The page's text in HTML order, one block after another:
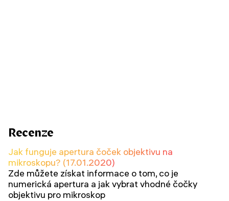
Recenze
Jak funguje apertura čoček objektivu na
mikroskopu? (17.01.2020)
Zde můžete získat informace o tom, co je
numerická apertura a jak vybrat vhodné čočky
objektivu pro mikroskop